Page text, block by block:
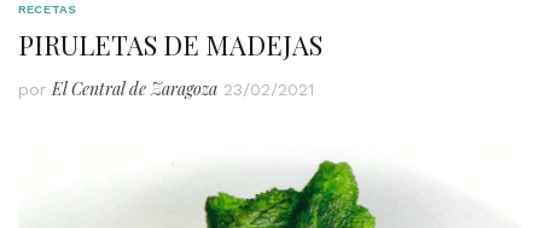
RECETAS
PIRULETAS DE MADEJAS
por El Central de Zaragoza 23/02/2021